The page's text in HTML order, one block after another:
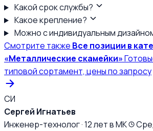
Какой срок службы?
Какое крепление?
Можно с индивидуальным
Смотрите также Все позиции в
«Металлические скамейки»
типовой сортамент, цены по запросу
СИ
Сергей Игнатьев
Инженер-технолог · 12 лет в МК